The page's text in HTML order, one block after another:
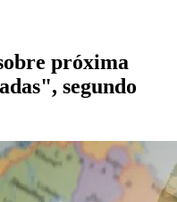
próxima
segundo